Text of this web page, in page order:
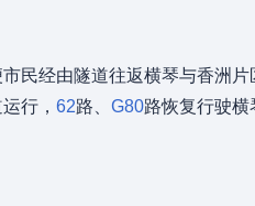
民经由隧道往返横琴与香洲片
行， 62路、 G80路恢复行驶横